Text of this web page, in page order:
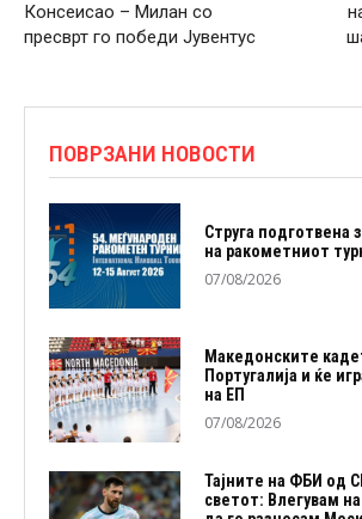
Консеисао – Милан со
пресврт го победи Јувентус
ПОВРЗАНИ НОВОСТИ
Струга подготвена
на ракометниот
07/08/2026
Македонските
Португалија и ќе
на ЕП
07/08/2026
Тајните на ФБИ од
светот: Влегувам